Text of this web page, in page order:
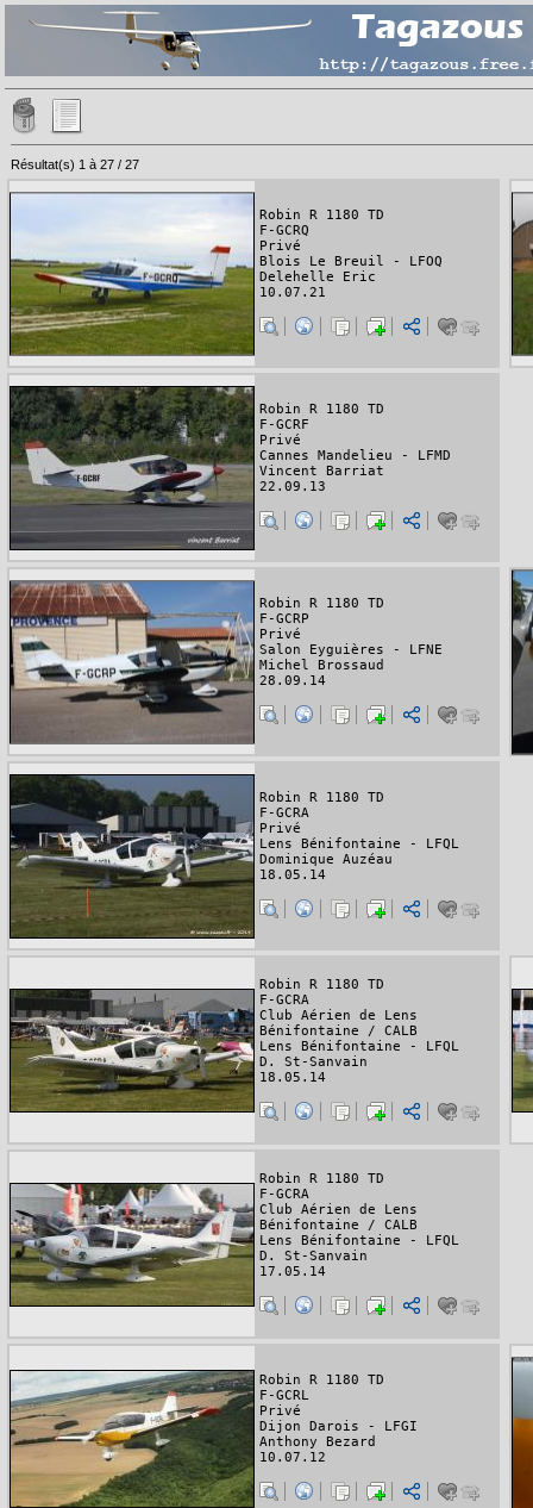
Résultat(s) 1 à 27 / 27
Robin R 1180 TD
F-GCRQ
Privé
Blois Le Breuil - LFOQ
Delehelle Eric
10.07.21
Robin R 1180 TD
F-GCRF
Privé
Cannes Mandelieu - LFMD
Vincent Barriat
22.09.13
Robin R 1180 TD
F-GCRP
Privé
Salon Eyguières - LFNE
Michel Brossaud
28.09.14
Robin R 1180 TD
F-GCRA
Privé
Lens Bénifontaine - LFQL
Dominique Auzéau
18.05.14
Robin R 1180 TD
F-GCRA
Club Aérien de Lens
Bénifontaine / CALB
Lens Bénifontaine - LFQL
D. St-Sanvain
18.05.14
Robin R 1180 TD
F-GCRA
Club Aérien de Lens
Bénifontaine / CALB
Lens Bénifontaine - LFQL
D. St-Sanvain
17.05.14
Robin R 1180 TD
F-GCRL
Privé
Dijon Darois - LFGI
Anthony Bezard
10.07.12